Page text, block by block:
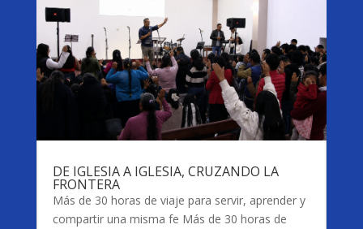
DE IGLESIA A IGLESIA, CRUZANDO LA
FRONTERA
Más de 30 horas de viaje para servir, aprender y
compartir una misma fe Más de 30 horas de